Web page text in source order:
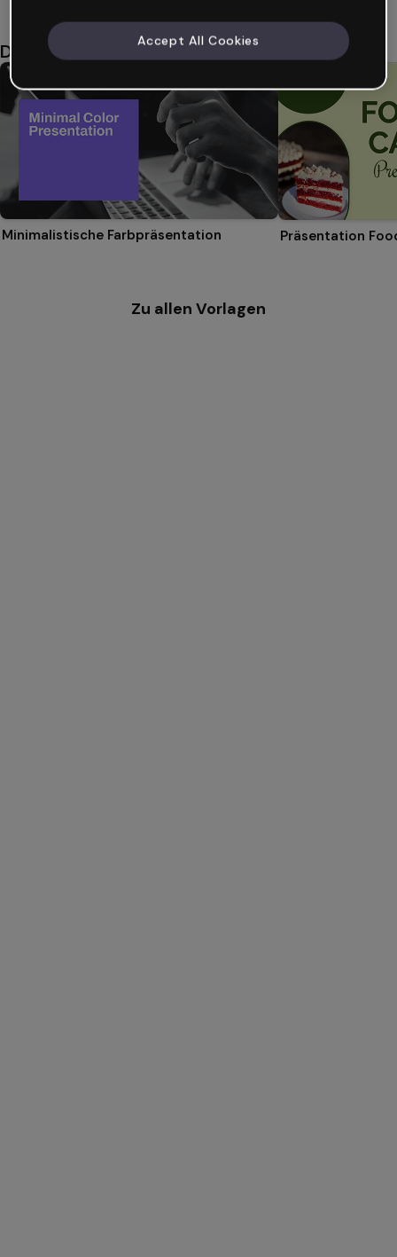
Das könnte dir auch gefallen
Minimalistische Farbpräsentation Präsentation
Zu allen Vorlagen
Accept All Cookies